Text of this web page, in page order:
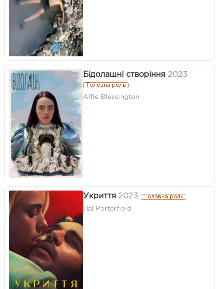
Бідолашні створіння 2023
Головна роль
Alfie Blessington
Укриття 2023 Головна роль
Hal Porterfield